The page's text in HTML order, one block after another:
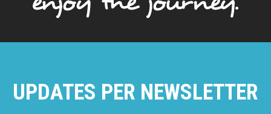
UPDATES PER NEWSLETTER